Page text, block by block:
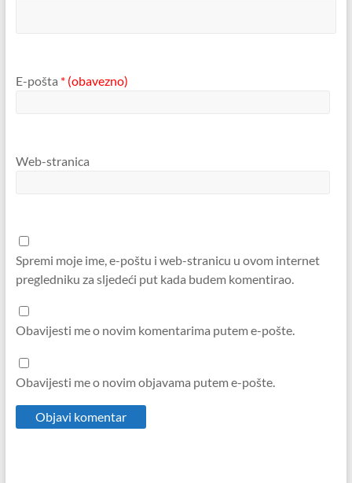
E-pošta * (obavezno)
Web-stranica
Spremi moje ime, e-poštu i web-stranicu u ovom internet
pregledniku za sljedeći put kada budem komentirao.
Obavijesti me o novim komentarima putem e-pošte.
Obavijesti me o novim objavama putem e-pošte.